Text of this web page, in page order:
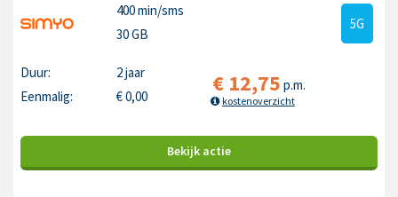
400 min/sms
30 GB
5G
Duur:
2 jaar
Eenmalig:
€0,00 € 12,75 p.m.
kostenoverzicht
Bekijk actie